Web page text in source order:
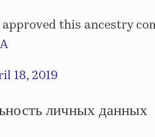
approved this ancestry
18, 2019
личных данных